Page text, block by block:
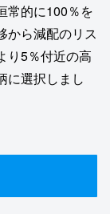
常的に100％を
から減配のリス
り5％付近の高
に選択しまし